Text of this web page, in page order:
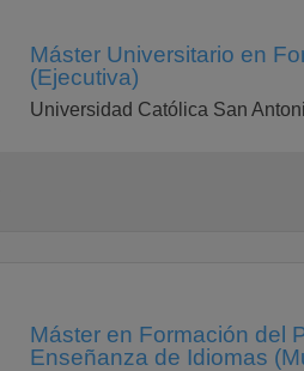
Máster Universitario en
(Ejecutiva)
Universidad Católica San
Máster en Formación del
Enseñanza de Idiomas